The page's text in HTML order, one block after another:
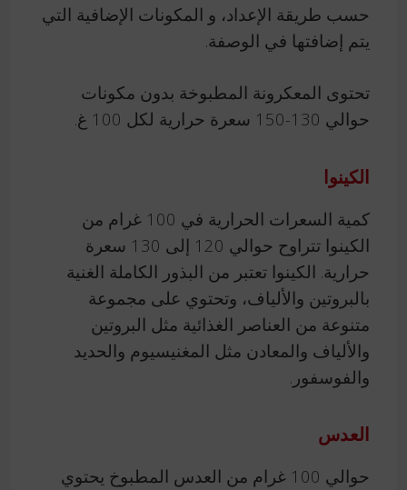
حسب طريقة الإعداد، و المكونات الإضافية التي
يتم إضافتها في الوصفة.
تحتوى المعكرونة المطبوخة بدون مكونات
حوالي 130-150 سعرة حرارية لكل 100 غ.
الكينوا
كمية السعرات الحرارية في 100 غرام من
الكينوا تتراوح حوالي 120 إلى 130 سعرة
حرارية. الكينوا تعتبر من البذور الكاملة الغنية
بالبروتين والألياف، وتحتوي على مجموعة
متنوعة من العناصر الغذائية مثل البروتين
والألياف والمعادن مثل المغنيسيوم والحديد
والفوسفور.
العدس
حوالي 100 غرام من العدس المطبوخ يحتوي